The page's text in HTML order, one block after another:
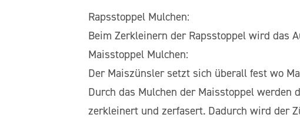
Rapsstoppel Mulchen:
Beim Zerkleinern der Rapsstoppel wird das
Maisstoppel Mulchen:
Der Maiszünsler setzt sich überall fest wo
Durch das Mulchen der Maisstoppel
zerkleinert und zerfasert. Dadurch wird der